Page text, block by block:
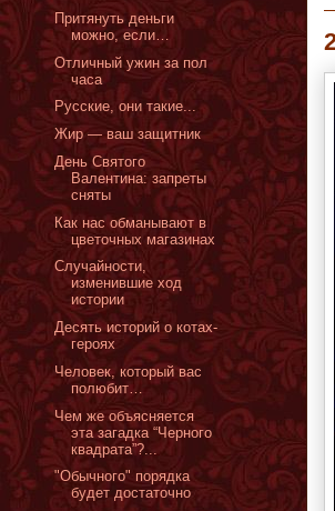
Притянуть деньги
можно, если…
Отличный ужин за пол
часа
Русские, они такие...
Жир — ваш защитник
День Святого
Валентина: запреты
сняты
Как нас обманывают в
цветочных магазинах
Случайности,
изменившие ход
истории
Десять историй о котах-
героях
Человек, который вас
полюбит…
Чем же объясняется
эта загадка “Черного
квадрата”?...
"Обычного" порядка
будет достаточно